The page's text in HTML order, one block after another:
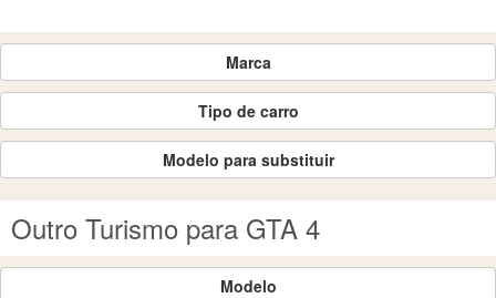
Marca
Tipo de carro
Modelo para substituir
Outro Turismo para GTA 4
Modelo